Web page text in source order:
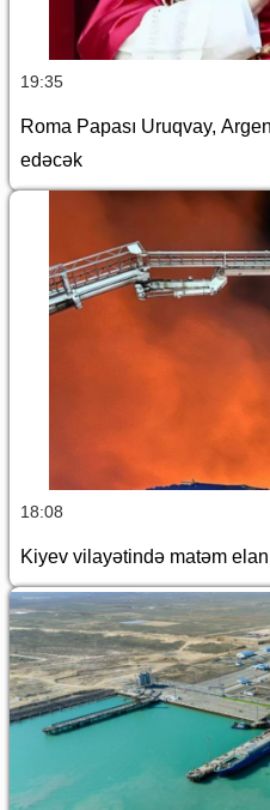
19:35
Roma Papası Uruqvay,
edəcək
18:08
Kiyev vilayətində matəm